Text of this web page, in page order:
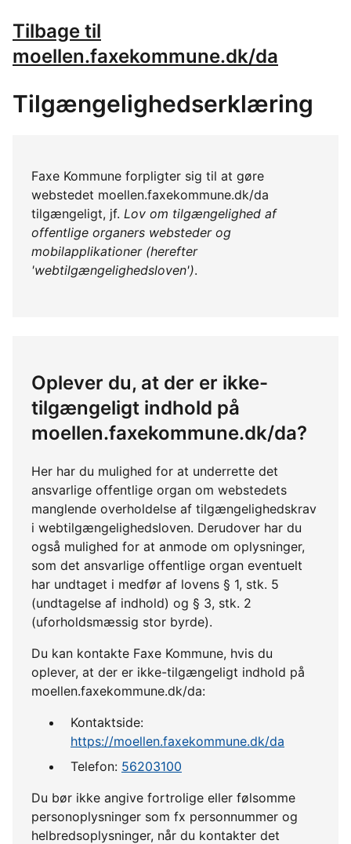
Tilbage til
moellen.faxekommune.dk/da
Tilgængelighedserklæring
Faxe Kommune forpligter sig til at gøre
webstedet moellen.faxekommune.dk/da
tilgængeligt, jf. Lov om tilgængelighed af
offentlige organers websteder og
mobilapplikationer (herefter
'webtilgængelighedsloven').
Oplever du, at der er ikke-
tilgængeligt indhold på
moellen.faxekommune.dk/da?
Her har du mulighed for at underrette det
ansvarlige offentlige organ om webstedets
manglende overholdelse af tilgængelighedskrav
i webtilgængelighedsloven. Derudover har du
også mulighed for at anmode om oplysninger,
som det ansvarlige offentlige organ eventuelt
har undtaget i medfør af lovens § 1, stk. 5
(undtagelse af indhold) og § 3, stk. 2
(uforholdsmæssig stor byrde).
Du kan kontakte Faxe Kommune, hvis du
oplever, at der er ikke-tilgængeligt indhold på
moellen.faxekommune.dk/da:
Kontaktside:
https://moellen.faxekommune.dk/da
Telefon: 56203100
Du bør ikke angive fortrolige eller følsomme
personoplysninger som fx personnummer og
helbredsoplysninger, når du kontakter det